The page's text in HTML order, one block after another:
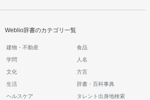
Weblio辞書のカテゴリ一覧
建物・不動産 食品
学問 人名
文化 方言
生活 辞書・百科事典
ヘルスケア タレント出身地検索